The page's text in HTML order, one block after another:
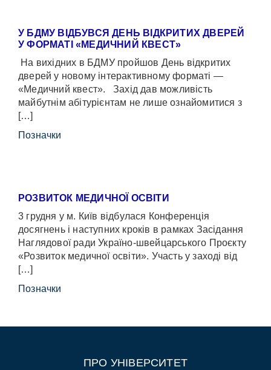
У БДМУ ВІДБУВСЯ ДЕНЬ ВІДКРИТИХ ДВЕРЕЙ
У ФОРМАТІ «МЕДИЧНИЙ КВЕСТ»
На вихідних в БДМУ пройшов День відкритих
дверей у новому інтерактивному форматі —
«Медичний квест». Захід дав можливість
майбутнім абітурієнтам не лише ознайомитися з
[…]
Позначки
РОЗВИТОК МЕДИЧНОЇ ОСВІТИ
3 грудня у м. Київ відбулася Конференція
досягнень і наступних кроків в рамках Засідання
Наглядової ради Україно-швейцарського Проєкту
«Розвиток медичної освіти». Участь у заході від
[…]
Позначки
ПРО УНІВЕРСИТЕТ